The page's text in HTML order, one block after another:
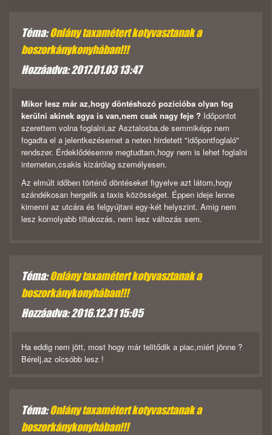
Téma:Onlány taxamétert kotyvasztanak a
boszorkánykonyhában!!!
Hozzáadva: 2017.01.03 13:47
Mikor lesz már az,hogy döntéshozó pozicióba olyan fog
kerülni akinek agya is van,nem csak nagy feje ? Időpontot
szerettem volna foglalni,az Asztalosba,de semmiképp nem
fogadta el a jelentkezésemet a neten hirdetett "időpontfoglaló"
rendszer. Érdeklődésemre megtudtam,hogy nem is lehet foglalni
interneten,csakis kizárólag személyesen.
Az elmúlt időben történő döntéseket figyelve azt látom,hogy
szándékosan hergelik a taxis közösséget. Éppen ideje lenne
kimenni az utcára és felgyújtani egy-két helyszint. Amig nem
lesz komolyabb tiltakozás, nem lesz változás sem.
Téma:Onlány taxamétert kotyvasztanak a
boszorkánykonyhában!!!
Hozzáadva: 2016.12.31 15:05
Ha eddig nem jött, most hogy már telitődik a piac,miért jönne ?
Bérelj,az olcsóbb lesz !
Téma:Onlány taxamétert kotyvasztanak a
boszorkánykonyhában!!!